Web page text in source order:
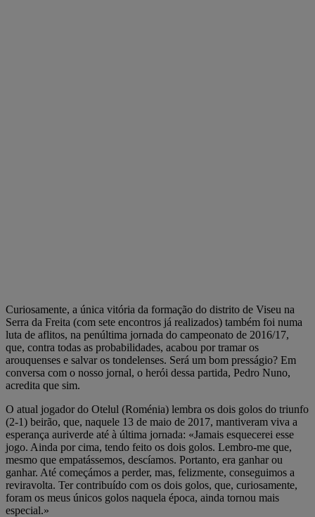
Curiosamente, a única vitória da formação do distrito de Viseu na
Serra da Freita (com sete encontros já realizados) também foi numa
luta de aflitos, na penúltima jornada do campeonato de 2016/17,
que, contra todas as probabilidades, acabou por tramar os
arouquenses e salvar os tondelenses. Será um bom presságio? Em
conversa com o nosso jornal, o herói dessa partida, Pedro Nuno,
acredita que sim.
O atual jogador do Otelul (Roménia) lembra os dois golos do triunfo
(2-1) beirão, que, naquele 13 de maio de 2017, mantiveram viva a
esperança auriverde até à última jornada: «Jamais esquecerei esse
jogo. Ainda por cima, tendo feito os dois golos. Lembro-me que,
mesmo que empatássemos, descíamos. Portanto, era ganhar ou
ganhar. Até começámos a perder, mas, felizmente, conseguimos a
reviravolta. Ter contribuído com os dois golos, que, curiosamente,
foram os meus únicos golos naquela época, ainda tornou mais
especial.»